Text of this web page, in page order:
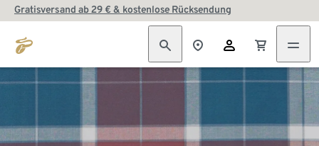
Gratisversand ab 29 € & kostenlose Rücksendung